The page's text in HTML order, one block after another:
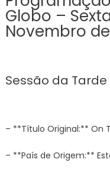
Globo –
Novembro
Sessão da
– **Título Original:** On
– **País de Origem:**